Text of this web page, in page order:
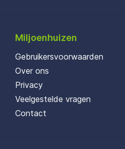
Miljoenhuizen
Gebruikersvoorwaarden
Over ons
Privacy
Veelgestelde vragen
Contact